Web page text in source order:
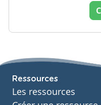
Ressources
Les ressources